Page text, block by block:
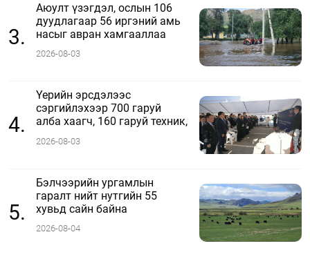
3.
Аюулт үзэгдэл, ослын 106
дуудлагаар 56 иргэний амь
насыг авран хамгааллаа
2026-08-03
4.
Үерийн эрсдэлээс
сэргийлэхээр 700 гаруй
алба хаагч, 160 гаруй техник,
ажиллаж байна
2026-08-03
5.
Бэлчээрийн ургамлын
гаралт нийт нутгийн 55
хувьд сайн байна
2026-08-04